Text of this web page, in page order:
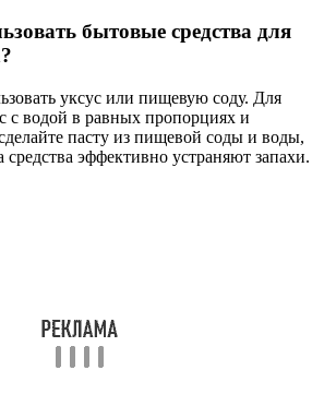
бытовые средства для
уксус или пищевую соду. Для
с водой в равных пропорциях и
пасту из пищевой соды и воды,
средства эффективно устраняют запахи.